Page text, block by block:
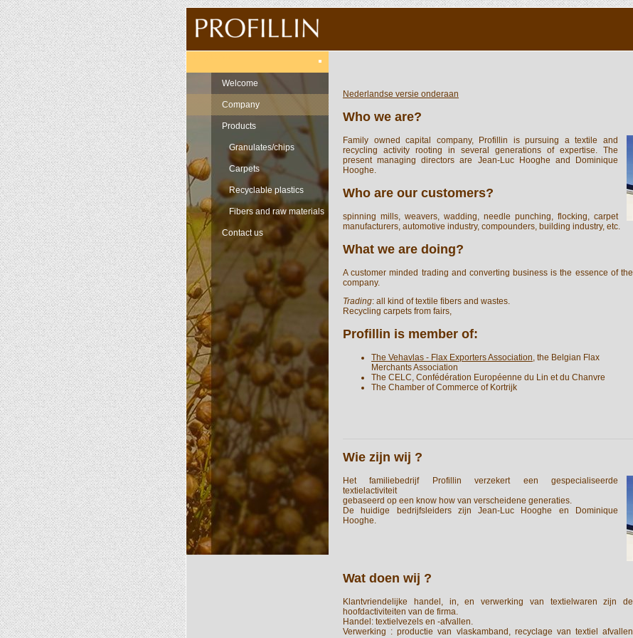
Welcome
Company
Products
Granulates/chips
Carpets
Recyclable plastics
Fibers and raw materials
Contact us
Nederlandse versie onderaan
Who we are?
Family owned capital company, Profillin is pursuing a textile and
recycling activity rooting in several generations of expertise. The
present managing directors are Jean-Luc Hooghe and Dominique
Hooghe.
Who are our customers?
spinning mills, weavers, wadding, needle punching, flocking, carpet
manufacturers, automotive industry, compounders, building industry, etc.
What we are doing?
A customer minded trading and converting business is the essence of the
company.
Trading: all kind of textile fibers and wastes.
Recycling carpets from fairs,
Profillin is member of:
The Vehavlas - Flax Exporters Association , the Belgian Flax
Merchants Association
The CELC, Confédération Européenne du Lin et du Chanvre
The Chamber of Commerce of Kortrijk
Wie zijn wij ?
Het familiebedrijf Profillin verzekert een gespecialiseerde
textielactiviteit
gebaseerd op een know how van verscheidene generaties.
De huidige bedrijfsleiders zijn Jean-Luc Hooghe en Dominique
Hooghe.
Wat doen wij ?
Klantvriendelijke handel, in, en verwerking van textielwaren zijn de
hoofdactiviteiten van de firma.
Handel: textielvezels en -afvallen.
Verwerking : productie van vlaskamband, recyclage van textiel afvallen